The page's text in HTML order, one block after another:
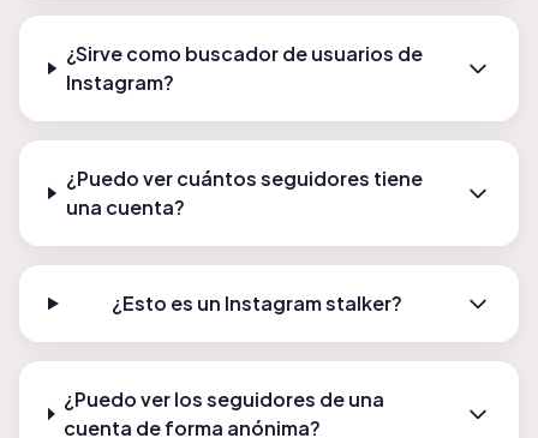
¿Sirve como buscador de usuarios de
Instagram?
¿Puedo ver cuántos seguidores tiene
una cuenta?
¿Esto es un Instagram stalker?
¿Puedo ver los seguidores de una
cuenta de forma anónima?